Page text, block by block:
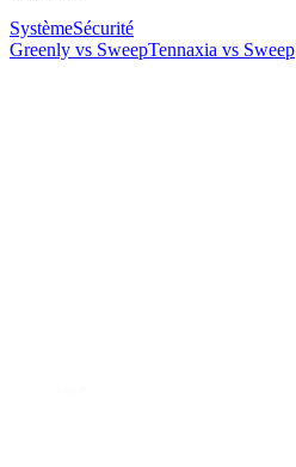
SystèmeSécurité
Greenly vs SweepTennaxia vs Sweep